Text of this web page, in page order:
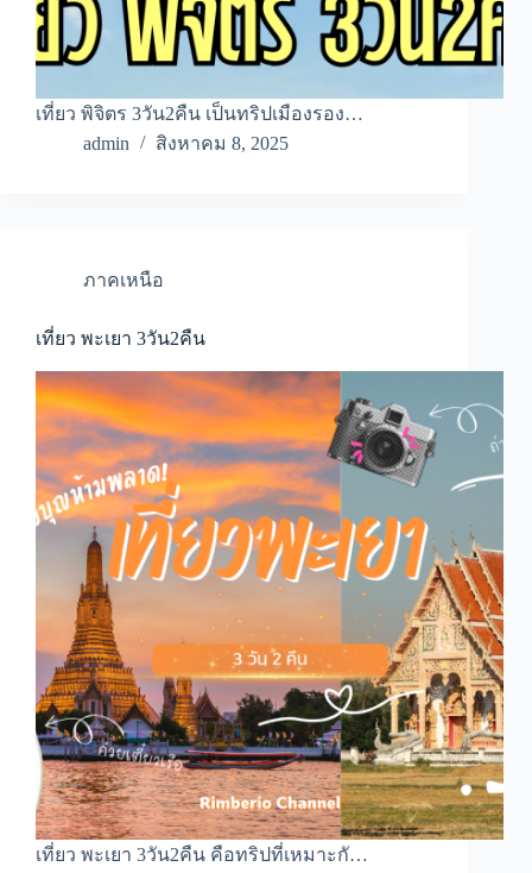
เที่ยว พิจิตร 3วัน2คืน เป็นทริปเมืองรอง…
admin
สิงหาคม 8, 2025
ภาคเหนือ
เที่ยว พะเยา 3วัน2คืน
เที่ยว พะเยา 3วัน2คืน คือทริปที่เหมาะกั…